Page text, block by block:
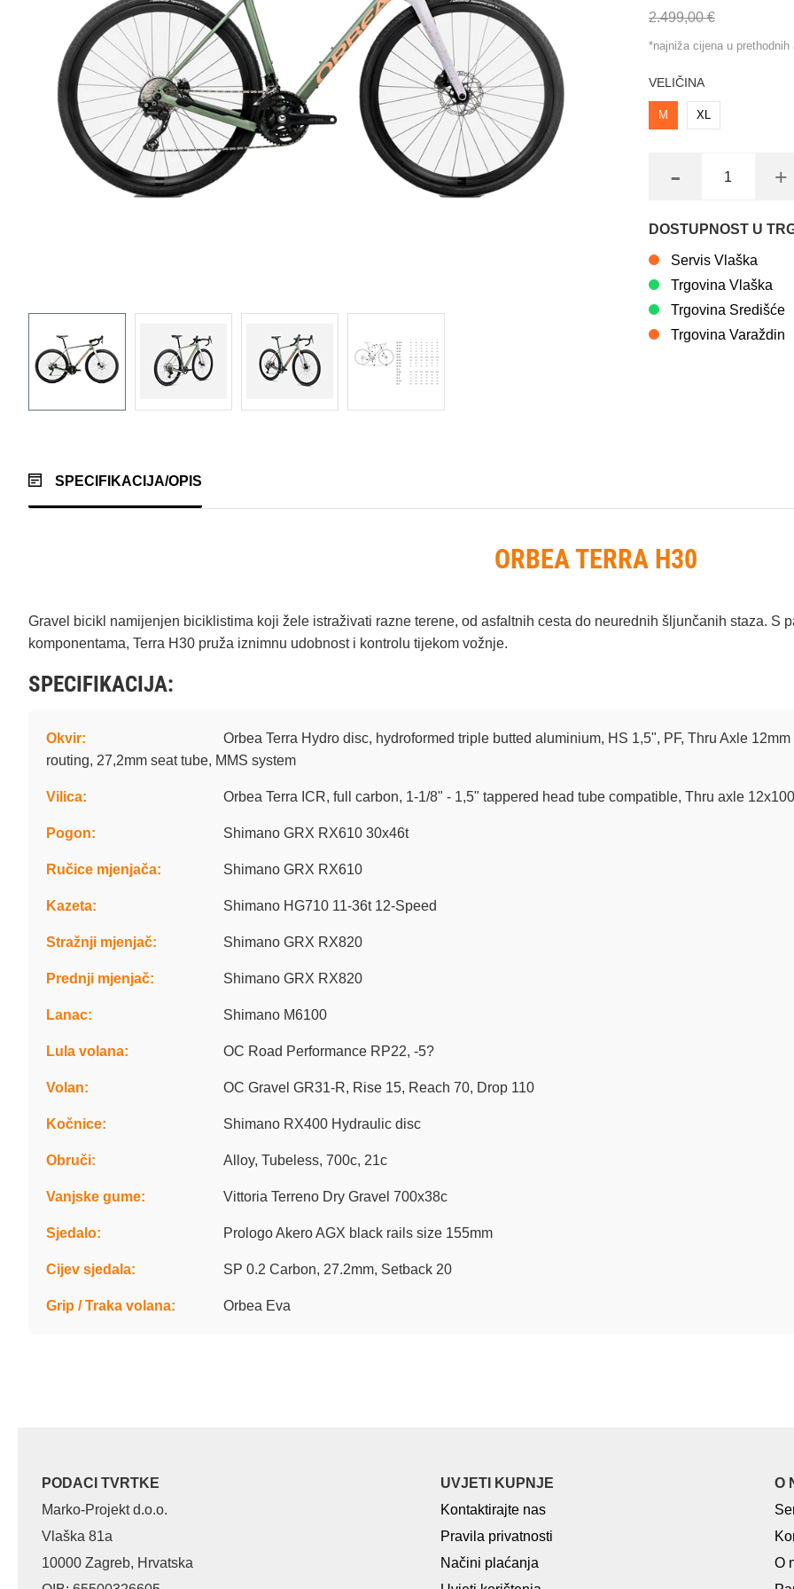
2.499,00 €
*najniža cijena u prethodnih
VELIČINA
M XL
- +
DOSTUPNOST U
Servis Vlaška
Trgovina Vlaška
Trgovina Središće
Trgovina Varaždin
SPECIFIKACIJA/OPIS
ORBEA TERRA H30
Gravel bicikl namijenjen biciklistima koji žele istraživati razne terene, od asfaltnih cesta do neurednih šljunčanih staza. S
komponentama, Terra H30 pruža iznimnu udobnost i kontrolu tijekom vožnje.
SPECIFIKACIJA:
Okvir:
Orbea Terra Hydro disc, hydroformed triple butted aluminium, HS 1,5", PF, Thru Axle
routing, 27,2mm seat tube, MMS system
Vilica: Orbea Terra ICR, full carbon, 1-1/8" - 1,5" tappered head tube compatible, Thru axle
Pogon: Shimano GRX RX610 30x46t
Ručice mjenjača: Shimano GRX RX610
Kazeta: Shimano HG710 11-36t 12-Speed
Stražnji mjenjač: Shimano GRX RX820
Prednji mjenjač: Shimano GRX RX820
Lanac: Shimano M6100
Lula volana: OC Road Performance RP22, -5?
Volan: OC Gravel GR31-R, Rise 15, Reach 70, Drop 110
Kočnice: Shimano RX400 Hydraulic disc
Obruči: Alloy, Tubeless, 700c, 21c
Vanjske gume: Vittoria Terreno Dry Gravel 700x38c
Sjedalo: Prologo Akero AGX black rails size 155mm
Cijev sjedala: SP 0.2 Carbon, 27.2mm, Setback 20
Grip / Traka volana: Orbea Eva
PODACI TVRTKE
Marko-Projekt d.o.o.
Vlaška 81a
10000 Zagreb, Hrvatska
UVJETI KUPNJE
Kontaktirajte nas
Pravila privatnosti
Načini plaćanja
O
O